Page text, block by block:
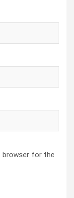
browser for the